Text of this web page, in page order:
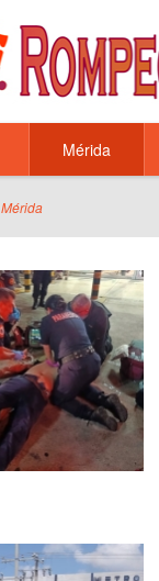
Mérida
Mérida